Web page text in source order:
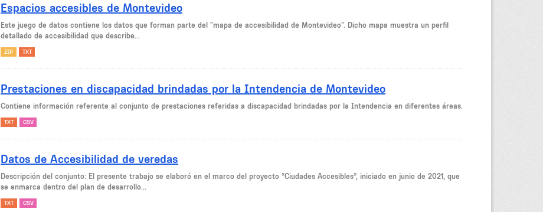
Espacios accesibles de Montevideo
Este juego de datos contiene los datos que forman parte del "mapa de accesibilidad de Montevideo". Dicho mapa muestra un perfil
detallado de accesibilidad que describe...
ZIP TXT
Prestaciones en discapacidad brindadas por la Intendencia de Montevideo
Contiene información referente al conjunto de prestaciones referidas a discapacidad brindadas por la Intendencia en diferentes áreas.
TXT CSV
Datos de Accesibilidad de veredas
Descripción del conjunto: El presente trabajo se elaboró en el marco del proyecto “Ciudades Accesibles”, iniciado en junio de 2021, que
se enmarca dentro del plan de desarrollo...
TXT CSV